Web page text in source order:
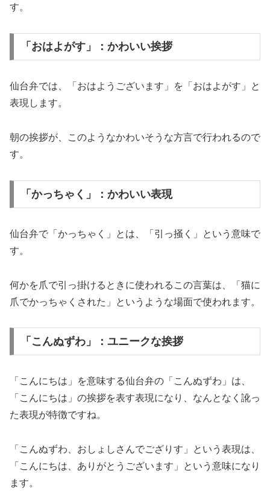
す。
「おはよがす」：かわいい挨拶
仙台弁では、「おはようございます」を「おはよがす」と
表現します。
朝の挨拶が、このようなかわいそうな方言で行われるので
す。
「かっちゃく」：かわいい表現
仙台弁で「かっちゃく」とは、「引っ掻く」という意味で
す。
何かを爪で引っ掛けるときに使われるこの言葉は、「猫に
爪でかっちゃくされた」というような場面で使われます。
「こんぬずわ」：ユニークな挨拶
「こんにちは」を意味する仙台弁の「こんぬずわ」は、
「こんにちは」の挨拶を表す表現になり、なんとなく訛っ
た表現が特徴ですね。
「こんぬずわ、おしょしさんでござりす」という表現は、
「こんにちは、ありがとうございます」という意味になり
ます。